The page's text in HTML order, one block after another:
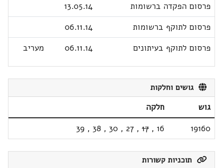
פרסום הפקדה ברשומות
13.05.14
פרסום לתוקף ברשומות
06.11.14
פרסום לתוקף בעיתונים
06.11.14 מעריב
גושים וחלקות
גוש
חלקה
19160
16
,
17
,
27
,
30
,
38
,
39
תוכניות קשורות